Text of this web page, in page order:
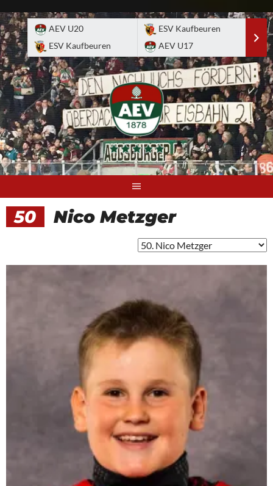
to
content
AEV U20
ESV Kaufbeuren
ESV Kaufbeuren
AEV U17
50 Nico Metzger